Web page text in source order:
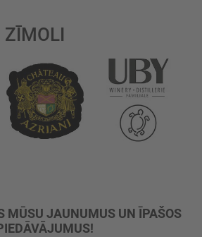
ZĪMOLI
MŪSU JAUNUMUS UN ĪPAŠOS